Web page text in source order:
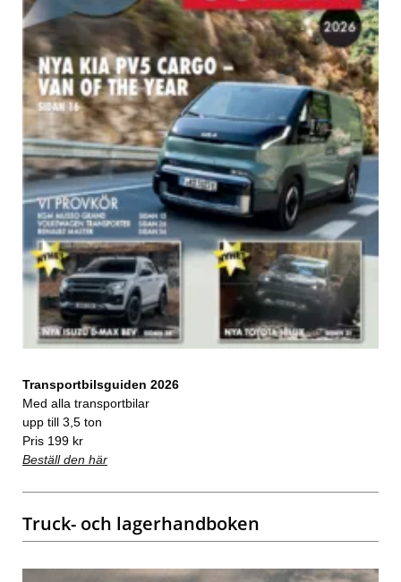
Transportbilsguiden 2026
Med alla transportbilar
upp till 3,5 ton
Pris 199 kr
Beställ den här
Truck- och lagerhandboken